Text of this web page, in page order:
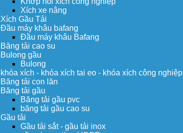
Xích xe nâng
Xích Gầu Tải
Đầu máy khâu bafang
Đầu máy khâu Bafang
Băng tải cao su
Bulong gầu
Bulong
khóa xích - khóa xích tai eo - khóa xích công nghiệp
Băng tải con lăn
Băng tải gầu
Băng tải gầu pvc
băng tải gầu cao su
Gầu tải
Gầu tải sắt - gầu tải inox